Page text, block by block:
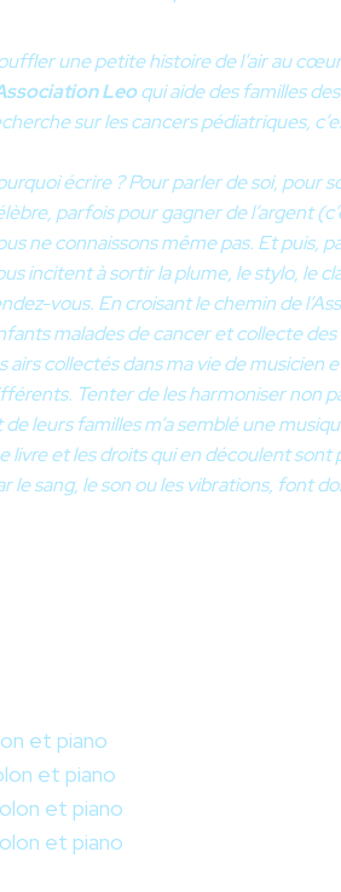
une petite histoire de l’air au
Leoqui aide des familles
sur les cancers pédiatriques,
écrire ? Pour parler de soi,
parfois pour gagner de l’argent
ne connaissons même pas. Et puis,
incitent à sortir la plume, le stylo, le
vous. En croisant le chemin de
malades de cancer et collecte
airs collectés dans ma vie de musicien
Tenter de les harmoniser non
de leurs familles m’a semblé une
livre et les droits qui en découlent
le sang, le son ou les vibrations, font
et piano
et piano
et piano
et piano